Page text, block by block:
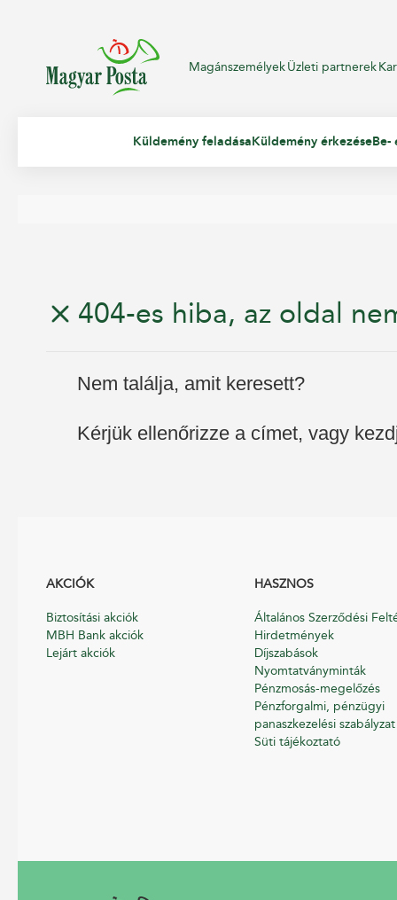
MagánszemélyekÜzleti partnerek
Küldemény feladásaKüldemény érkezéseBe-
404-es hiba, az oldal
Nem találja, amit keresett?
Kérjük ellenőrizze a címet, vagy
AKCIÓK
Biztosítási akciók
MBH Bank akciók
Lejárt akciók
HASZNOS
Általános Szerződési
Hirdetmények
Díjszabások
Nyomtatványminták
Pénzmosás-megelőzés
Pénzforgalmi, pénzügyi
panaszkezelési szabályzat
Süti tájékoztató